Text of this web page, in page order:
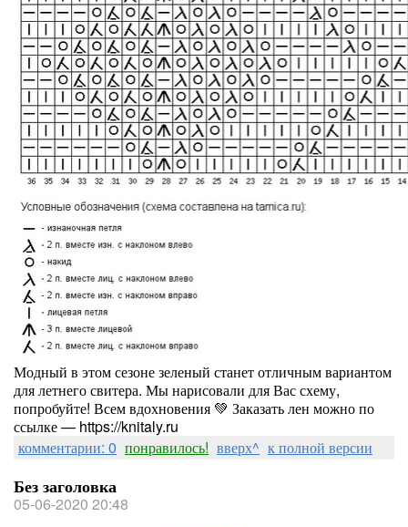
Модный в этом сезоне зеленый станет отличным вариантом
для летнего свитера. Мы нарисовали для Вас схему,
попробуйте! Всем вдохновения 💚 Заказать лен можно по
ссылке — https://knitaly.ru
комментарии: 0 понравилось! вверх^ к полной версии
Без заголовка
05-06-2020 20:48